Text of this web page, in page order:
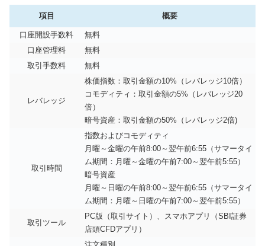
項目 概要
口座開設手数料
無料
口座管理料
無料
取引手数料
無料
レバレッジ
株価指数：取引金額の10%（レバレッジ10倍）
コモディティ：取引金額の5%（レバレッジ20
倍）
暗号資産：取引金額の50%（レバレッジ2倍)
取引時間
指数およびコモディティ
月曜～金曜の午前8:00～翌午前6:55（サマータイ
ム期間：月曜～金曜の午前7:00～翌午前5:55）
暗号資産
月曜～日曜の午前8:00～翌午前6:55（サマータイ
ム期間：月曜～日曜の午前7:00～翌午前5:55）
取引ツール
PC版（取引サイト）、スマホアプリ（SBI証券
店頭CFDアプリ）